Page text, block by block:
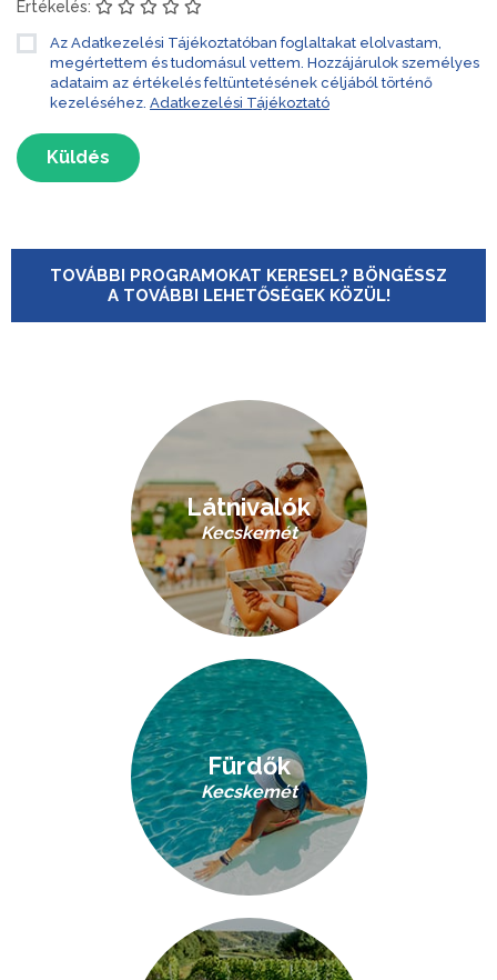
Értékelés:
Az Adatkezelési Tájékoztatóban foglaltakat elolvastam,
megértettem és tudomásul vettem. Hozzájárulok személyes
adataim az értékelés feltüntetésének céljából történő
kezeléséhez. Adatkezelési Tájékoztató
Küldés
TOVÁBBI PROGRAMOKAT KERESEL? BÖNGÉSSZ
A TOVÁBBI LEHETŐSÉGEK KÖZÜL!
Látnivalók
Kecskemét
Fürdők
Kecskemét